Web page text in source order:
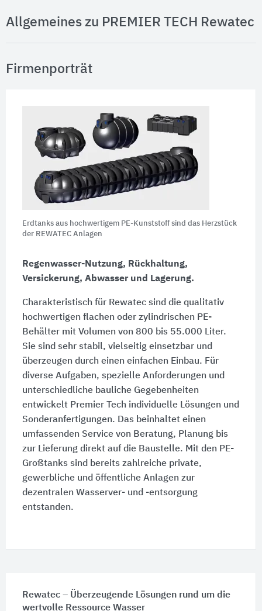
Allgemeines zu PREMIER TECH Rewatec
Firmenporträt
Erdtanks aus hochwertigem PE-Kunststoff sind das Herzstück
der REWATEC Anlagen
Regenwasser-Nutzung, Rückhaltung,
Versickerung, Abwasser und Lagerung.
Charakteristisch für Rewatec sind die qualitativ
hochwertigen flachen oder zylindrischen PE-
Behälter mit Volumen von 800 bis 55.000 Liter.
Sie sind sehr stabil, vielseitig einsetzbar und
überzeugen durch einen einfachen Einbau. Für
diverse Aufgaben, spezielle Anforderungen und
unterschiedliche bauliche Gegebenheiten
entwickelt Premier Tech individuelle Lösungen und
Sonderanfertigungen. Das beinhaltet einen
umfassenden Service von Beratung, Planung bis
zur Lieferung direkt auf die Baustelle. Mit den PE-
Großtanks sind bereits zahlreiche private,
gewerbliche und öffentliche Anlagen zur
dezentralen Wasserver- und -entsorgung
entstanden.
Rewatec – Überzeugende Lösungen rund um die
wertvolle Ressource Wasser